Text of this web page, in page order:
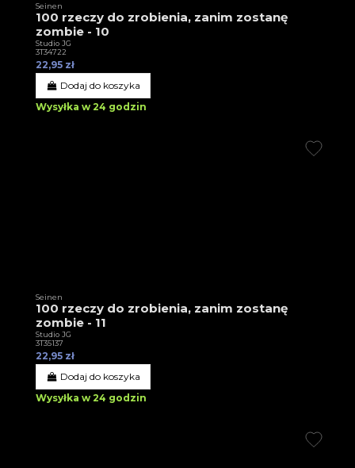
Seinen
100 rzeczy do zrobienia, zanim zostanę
zombie - 10
Studio JG
3T34722
22,95 zł
Dodaj do koszyka
Wysyłka w 24 godzin
Seinen
100 rzeczy do zrobienia, zanim zostanę
zombie - 11
Studio JG
3T35137
22,95 zł
Dodaj do koszyka
Wysyłka w 24 godzin